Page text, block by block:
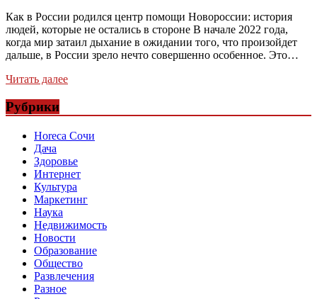
Как в России родился центр помощи Новороссии: история
людей, которые не остались в стороне В начале 2022 года,
когда мир затаил дыхание в ожидании того, что произойдет
дальше, в России зрело нечто совершенно особенное. Это…
Читать далее
Рубрики
Horeca Сочи
Дача
Здоровье
Интернет
Культура
Маркетинг
Наука
Недвижимость
Новости
Образование
Общество
Развлечения
Разное